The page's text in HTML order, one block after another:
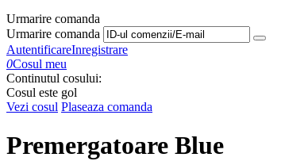
Urmarire comanda
Urmarire comanda
AutentificareInregistrare
0Cosul meu
Continutul cosului:
Cosul este gol
Vezi cosul Plaseaza comanda
Premergatoare Blue